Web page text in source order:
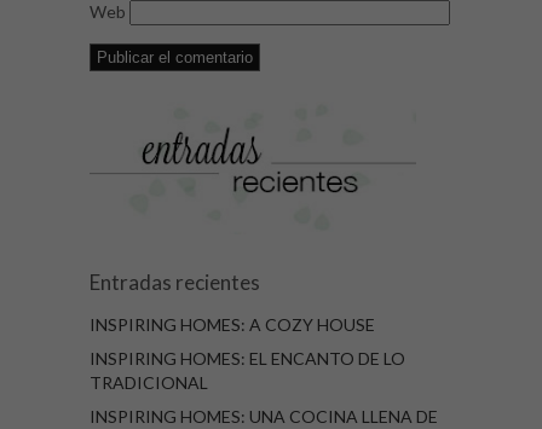
Web
Entradas recientes
INSPIRING HOMES: A COZY HOUSE
INSPIRING HOMES: EL ENCANTO DE LO
TRADICIONAL
INSPIRING HOMES: UNA COCINA LLENA DE